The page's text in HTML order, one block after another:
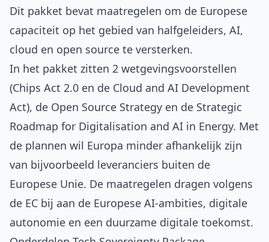
Dit pakket bevat maatregelen om de Europese
capaciteit op het gebied van halfgeleiders, AI,
cloud en open source te versterken.
In het pakket zitten 2 wetgevingsvoorstellen
(Chips Act 2.0 en de Cloud and AI Development
Act), de Open Source Strategy en de Strategic
Roadmap for Digitalisation and AI in Energy. Met
de plannen wil Europa minder afhankelijk zijn
van bijvoorbeeld leveranciers buiten de
Europese Unie. De maatregelen dragen volgens
de EC bij aan de Europese AI-ambities, digitale
autonomie en een duurzame digitale toekomst.